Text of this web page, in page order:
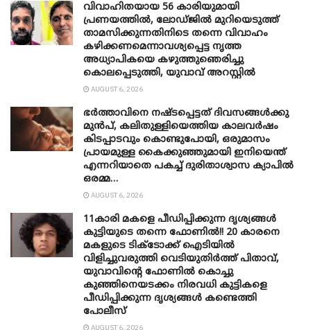
വിവാഹിതയായ 56 കാരിയുമായി
പ്രണയത്തിൽ, ലോഡ്ജിൽ മുറിയെടുത്ത്
താമസിക്കുന്നതിനിടെ തന്നെ വിവാഹം
കഴിക്കണമെന്നാവശ്യപ്പെട്ട നൃത്ത
അധ്യാപികയെ കഴുത്തുഞെരിച്ചു
കൊലപ്പെടുത്തി, യുവാവ് അറസ്റ്റിൽ
AUGUST 6, 2026
ഭർത്താവിനെ നഷ്ടപ്പെട്ടത് ദിവസങ്ങൾക്കു
മുൻപ്, കലിതുള്ളിയെത്തിയ കാലവർഷം
കിടപ്പാടവും കൊണ്ടുപോയി, ഒരുമാസം
പ്രായമുള്ള കൈക്കുഞ്ഞുമായി ഇനിയെന്ത്
എന്നറിയാതെ പകച്ച് ദുരിതാശ്വാസ ക്യാപിൽ
ഒരമ്മ…
AUGUST 6, 2026
11കാരി മകളെ പീഡിപ്പിക്കുന്ന ദൃശ്യങ്ങൾ
കുട്ടിയുടെ തന്നെ ഫോണിൽ!! 20 കാരനെ
മകളുടെ ടിക്ടോക്ക് ഐടിയിൽ
വിളിച്ചുവരുത്തി വെടിയുതിർത്ത് പിതാവ്,
യുവാവിന്റെ ഫോണിൽ കൊച്ചു
കുഞ്ഞിനെയടക്കം നിരവധി കുട്ടികളെ
പീഡിപ്പിക്കുന്ന ദൃശ്യങ്ങൾ കണ്ടെത്തി
പോലീസ്
AUGUST 6, 2026